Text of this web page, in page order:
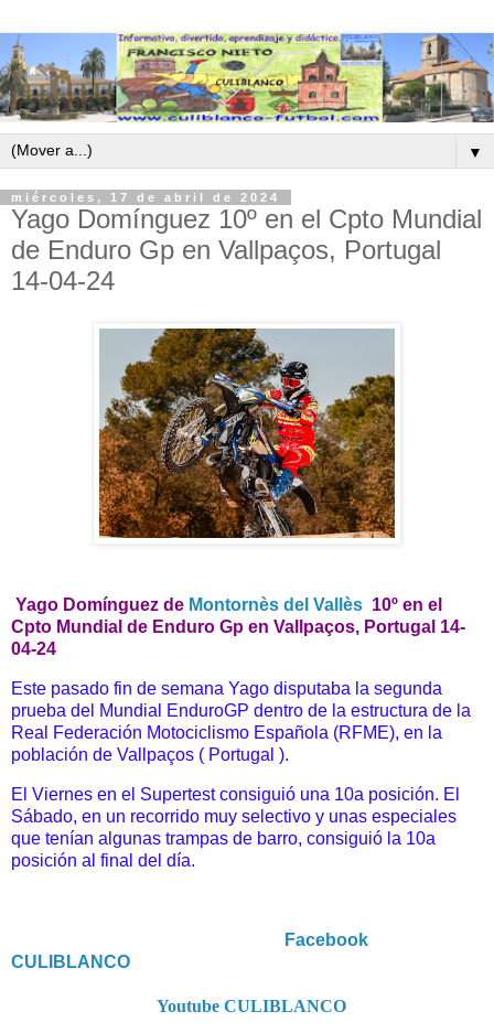
▼
miércoles, 17 de abril de 2024
Yago Domínguez 10º en el Cpto Mundial
de Enduro Gp en Vallpaços, Portugal
14-04-24
Yago Domínguez de Montornès del Vallès 10º en el
Cpto Mundial de Enduro Gp en Vallpaços, Portugal 14-
04-24
Este pasado fin de semana Yago disputaba la segunda
prueba del Mundial EnduroGP dentro de la estructura de la
Real Federación Motociclismo Española (RFME), en la
población de Vallpaços ( Portugal ).
El Viernes en el Supertest consiguió una 10a posición. El
Sábado, en un recorrido muy selectivo y unas especiales
que tenían algunas trampas de barro, consiguió la 10a
posición al final del día.
Facebook
CULIBLANCO
Youtube CULIBLANCO